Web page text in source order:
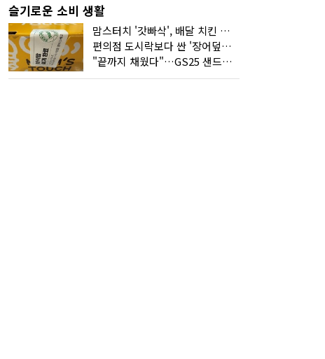
슬기로운 소비 생활
맘스터치 '갓빠삭', 배달 치킨 선입견을 바꿨다
편의점 도시락보다 싼 '장어덮밥'…오뚜기가 해냈다
"끝까지 채웠다"…GS25 샌드위치의 달라진 '속'사정